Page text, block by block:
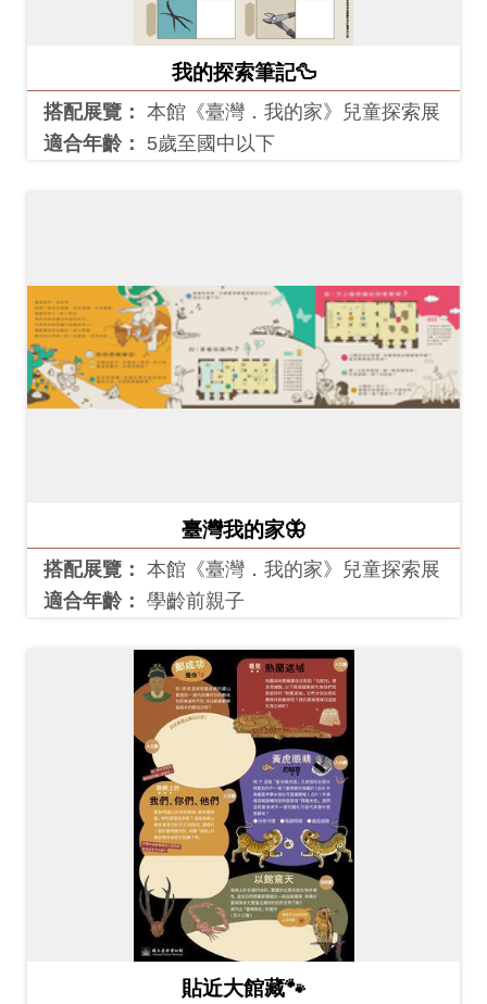
我的探索筆記🦆
搭配展覽： 本館《臺灣．我的家》兒童探索展
適合年齡：
5歲至國中以下
臺灣我的家🦋
搭配展覽： 本館《臺灣．我的家》兒童探索展
適合年齡： 學齡前親子
貼近大館藏🐾